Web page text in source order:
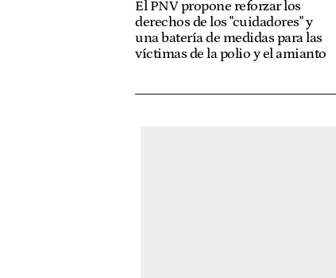
El PNV propone reforzar los
derechos de los "cuidadores" y
una batería de medidas para las
víctimas de la polio y el amianto